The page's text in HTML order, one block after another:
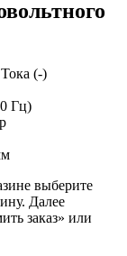
(-)
Гц)
выберите
Далее
заказ» или